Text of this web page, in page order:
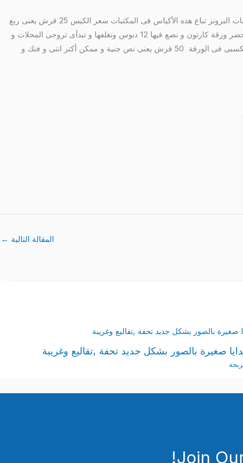
نحضر دبابيس أبرة ونقوم بعمل كور صغيرة جدا و نضع داخل رأس كل دبوس كرة و نحضر اكياس الجليتر الذهبى و الفضى و الوانات البرونز تباع هذه الأكياس فى المكتبات سعر الكيس 25 قرش يعنى ربع
جنية ونضع محتويات الكيس فى طبق مسطح و تلفى الدبوس الى مثبتة فيه الكرة فى طبق الجليتر عشان ياخد اللون خلاص تمام نحضر ورقة كارتون و نضع فيها 12 دبوس ونغلفها و تبدأى تروحى المحلات و
تسألى البائع بياخدها بكام من الناس و نزليلة فى السعر و أ،تى و شاطرتك على فكرة ممكنى تعملى فى اليوم 100 ورقة و ممكن تكسبى فى الورقة 50 قرش يعنى نص جنية و ممكن أكتر انتى و فنك و
المقالة التالية ←
صغيرة بالصور بشكل جديد تحفة ,تقاليع وغريبة
Join